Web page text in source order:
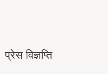
प्रेस विज्ञप्ति